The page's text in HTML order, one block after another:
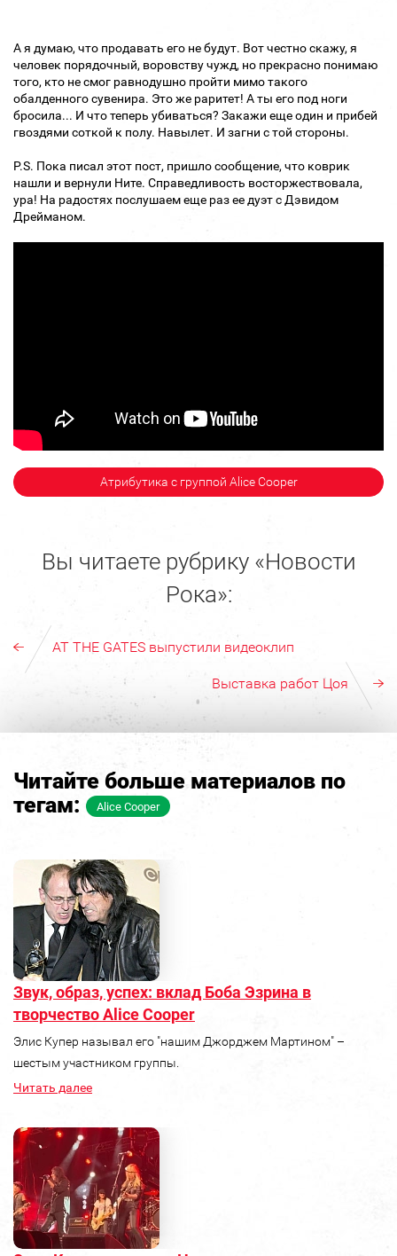
А я думаю, что продавать его не будут. Вот честно скажу, я
человек порядочный, воровству чужд, но прекрасно понимаю
того, кто не смог равнодушно пройти мимо такого
обалденного сувенира. Это же раритет! А ты его под ноги
бросила... И что теперь убиваться? Закажи еще один и прибей
гвоздями соткой к полу. Навылет. И загни с той стороны.
P.S. Пока писал этот пост, пришло сообщение, что коврик
нашли и вернули Ните. Справедливость восторжествовала,
ура! На радостях послушаем еще раз ее дуэт с Дэвидом
Дрейманом.
Атрибутика с группой Alice Cooper
Вы читаете рубрику «Новости
Рока»:
AT THE GATES выпустили видеоклип
Выставка работ Цоя
Читайте больше материалов по
тегам:
Alice Cooper
Звук, образ, успех: вклад Боба Эзрина в
творчество Alice Cooper
Элис Купер называл его "нашим Джорджем Мартином" –
шестым участником группы.
Читать далее